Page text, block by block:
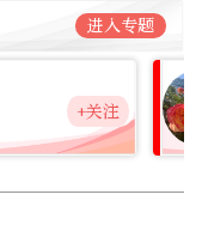
进入专题
+关注